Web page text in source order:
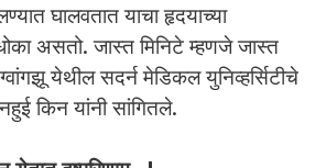
घालवतात याचा हृदयाच्या
असतो. जास्त मिनिटे म्हणजे जास्त
येथील सदर्न मेडिकल युनिव्हर्सिटीचे
किन यांनी सांगितले.